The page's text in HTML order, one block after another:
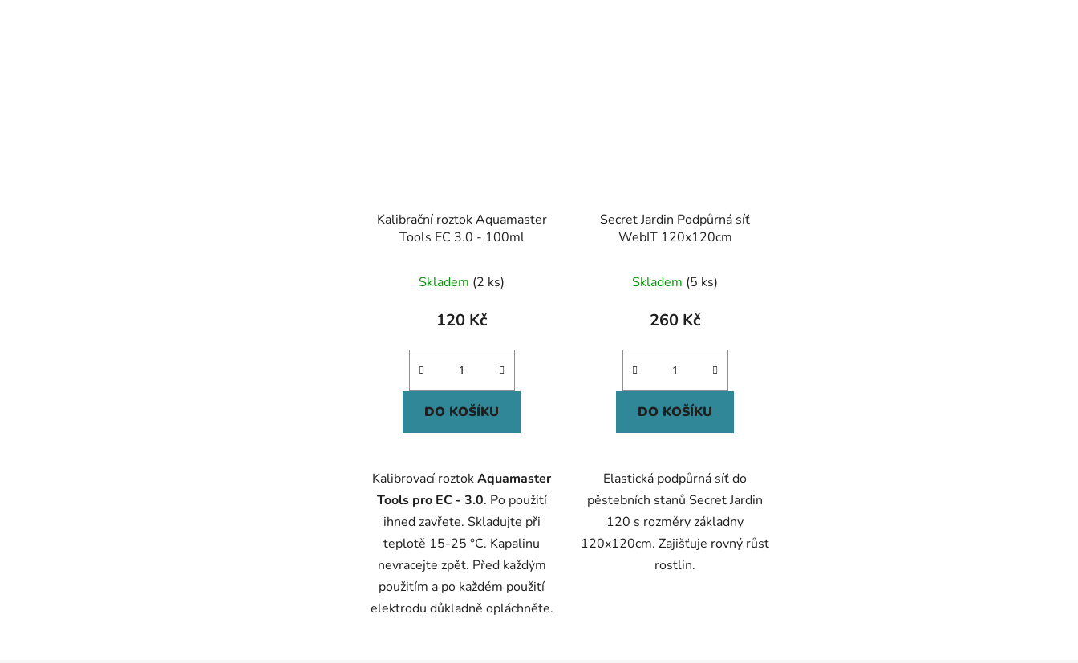
Kalibrační roztok Aquamaster
Tools EC 3.0 - 100ml
Skladem (2 ks)
120 Kč
DO KOŠÍKU
Kalibrovací roztokAquamaster
Tools pro EC - 3.0. Po použití
ihned zavřete. Skladujte při
teplotě 15-25 °C. Kapalinu
nevracejte zpět. Před každým
použitím a po každém použití
elektrodu důkladně opláchněte.
Secret Jardin Podpůrná síť
WebIT 120x120cm
Skladem (5 ks)
260 Kč
DO KOŠÍKU
Elastická podpůrná síť do
pěstebních stanů Secret Jardin
120 s rozměry základny
120x120cm. Zajišťuje rovný růst
rostlin.